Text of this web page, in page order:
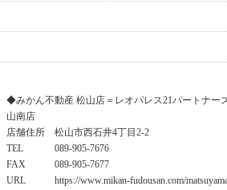
◆みかん不動産 松山店＝レオパレス21パートナー
山南店
店舗住所
松山市西石井4丁目2-2
TEL
089-905-7676
FAX
089-905-7677
URL
https://www.mikan-fudousan.com/